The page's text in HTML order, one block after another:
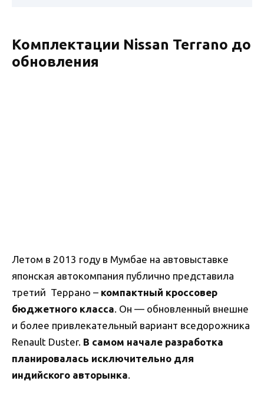
Комплектации Nissan Terrano до
обновления
Летом в 2013 году в Мумбае на автовыставке
японская автокомпания публично представила
третий Террано – компактный кроссовер
бюджетного класса . Он — обновленный внешне
и более привлекательный вариант вседорожника
Renault Duster. В самом начале разработка
планировалась исключительно для
индийского авторынка